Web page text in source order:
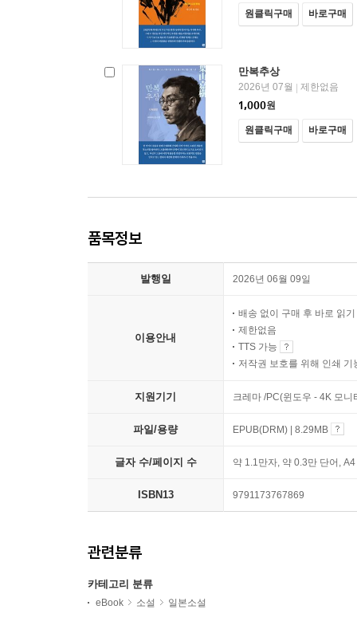
원클릭구매 바로구매
만복추상
2026년 07월 | 제한없음
1,000원
원클릭구매 바로구매
품목정보
발행일 2026년 06월 09일
이용안내
배송 없이 구매 후 바로 읽기
제한없음
TTS 가능
저작권 보호를 위해 인쇄 기
지원기기 크레마 /PC(윈도우 - 4K 모
파일/용량 EPUB(DRM) | 8.29MB
글자 수/페이지 수 약 1.1만자, 약 0.3만 단어,
ISBN13 9791173767869
관련분류
카테고리 분류
eBook 소설 일본소설